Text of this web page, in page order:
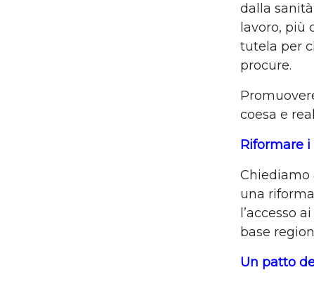
dalla
lavoro, più
tutela per
procure.
coesa e
Riformare
Chiediamo
una
l’accesso
base
Un patto